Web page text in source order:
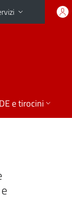
e tirocini